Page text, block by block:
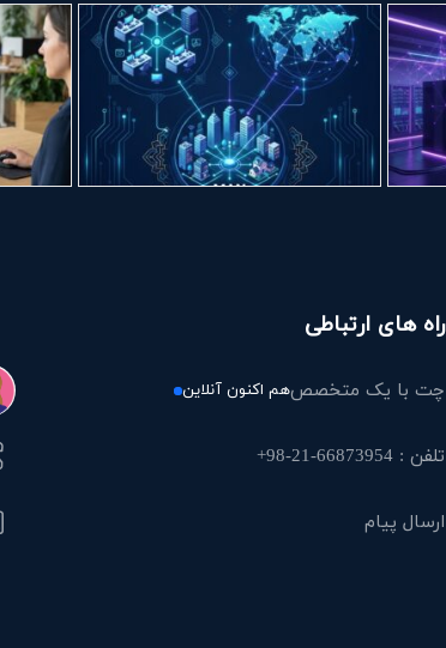
راه های ارتباطی
چت با یک متخصصهم اکنون آنلاین
تلفن : 66873954-21-98+
ارسال پیام